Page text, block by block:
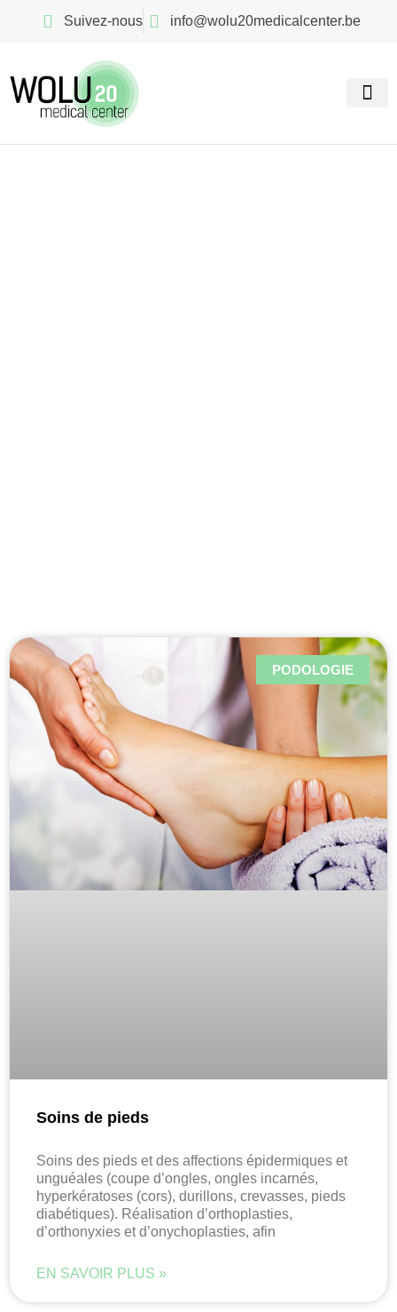
Suivez-nous info@wolu20medicalcenter.be
PODOLOGIE
Soins de pieds
Soins des pieds et des affections épidermiques et
unguéales (coupe d’ongles, ongles incarnés,
hyperkératoses (cors), durillons, crevasses, pieds
diabétiques). Réalisation d’orthoplasties,
d’orthonyxies et d’onychoplasties, afin
EN SAVOIR PLUS »